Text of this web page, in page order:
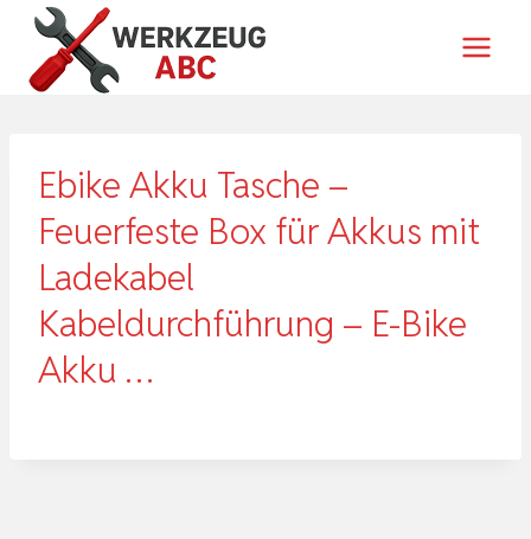
Zum
Inhalt
springen
Ebike Akku Tasche –
Feuerfeste Box für Akkus mit
Ladekabel
Kabeldurchführung – E-Bike
Akku …